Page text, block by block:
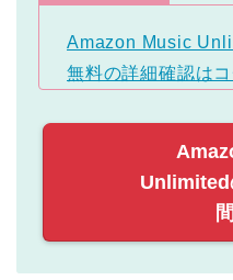
Amazon Music
無料の詳細確認は
Unlimited